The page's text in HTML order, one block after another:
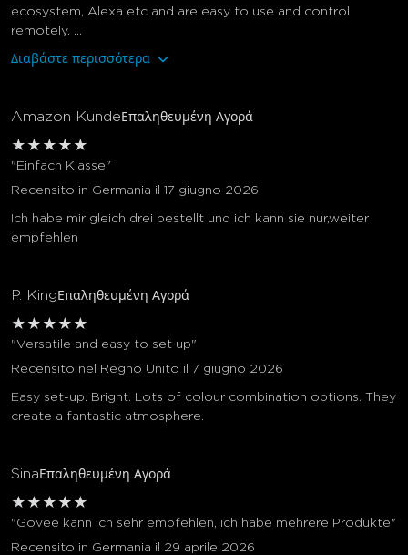
ecosystem, Alexa etc and are easy to use and control
remotely. ...
Διαβάστε περισσότερα
Amazon Kunde Επαληθευμένη Αγορά
★ ★ ★ ★ ★
"Einfach Klasse"
Recensito in Germania il 17 giugno 2026
Ich habe mir gleich drei bestellt und ich kann sie nur,weiter
empfehlen
P. King Επαληθευμένη Αγορά
★ ★ ★ ★ ★
"Versatile and easy to set up"
Recensito nel Regno Unito il 7 giugno 2026
Easy set-up. Bright. Lots of colour combination options. They
create a fantastic atmosphere.
Sina Επαληθευμένη Αγορά
★ ★ ★ ★ ★
"Govee kann ich sehr empfehlen, ich habe mehrere Produkte"
Recensito in Germania il 29 aprile 2026